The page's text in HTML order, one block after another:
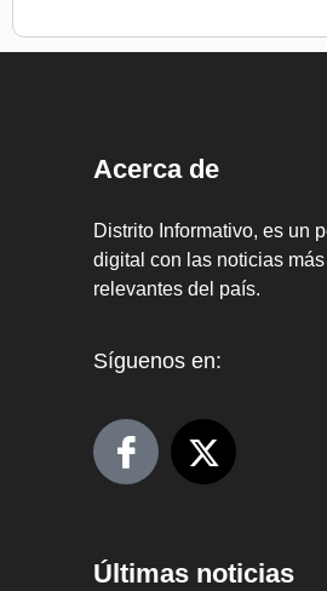
Acerca de
Distrito Informativo, es un
digital con las noticias
relevantes del país.
Síguenos en:
Últimas noticias